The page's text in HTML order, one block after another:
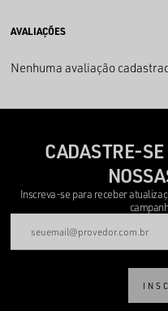
Nenhuma avaliação
CADASTRE-SE
Inscreva-se para receber